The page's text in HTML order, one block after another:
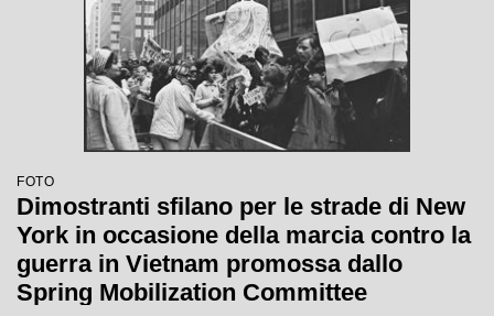
FOTO
Dimostranti sfilano per le strade di New
York in occasione della marcia contro la
guerra in Vietnam promossa dallo
Spring Mobilization Committee